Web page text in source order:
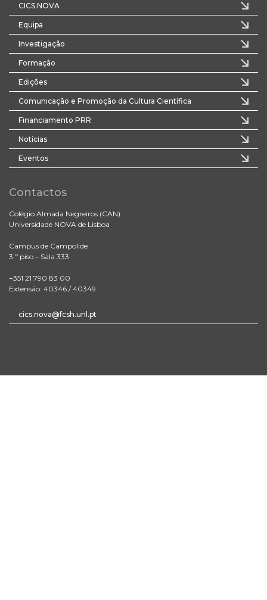
CICS.NOVA
Equipa
Investigação
Formação
Edições
Comunicação e Promoção da Cultura Científica
Financiamento PRR
Notícias
Eventos
Contactos
Colégio Almada Negreiros (CAN)
Universidade NOVA de Lisboa
Campus de Campolide
3.º piso – Sala 333
+351 21 790 83 00
Extensão: 40346 / 40349
cics.nova@fcsh.unl.pt